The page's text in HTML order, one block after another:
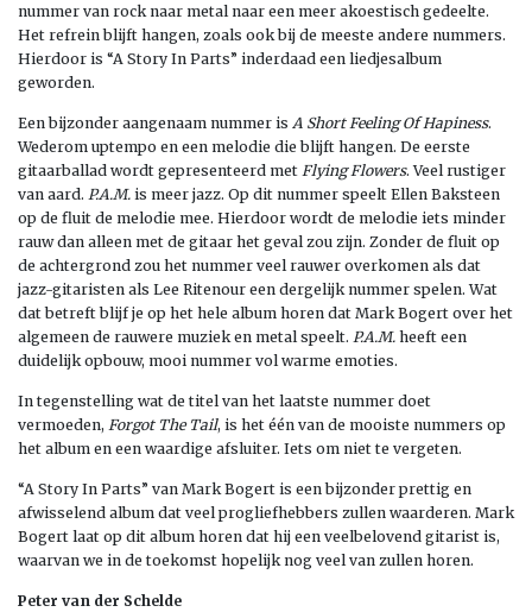
nummer van rock naar metal naar een meer akoestisch gedeelte.
Het refrein blijft hangen, zoals ook bij de meeste andere nummers.
Hierdoor is “A Story In Parts” inderdaad een liedjesalbum
geworden.
Een bijzonder aangenaam nummer is A Short Feeling Of Hapiness.
Wederom uptempo en een melodie die blijft hangen. De eerste
gitaarballad wordt gepresenteerd met Flying Flowers. Veel rustiger
van aard. P.A.M. is meer jazz. Op dit nummer speelt Ellen Baksteen
op de fluit de melodie mee. Hierdoor wordt de melodie iets minder
rauw dan alleen met de gitaar het geval zou zijn. Zonder de fluit op
de achtergrond zou het nummer veel rauwer overkomen als dat
jazz-gitaristen als Lee Ritenour een dergelijk nummer spelen. Wat
dat betreft blijf je op het hele album horen dat Mark Bogert over het
algemeen de rauwere muziek en metal speelt. P.A.M. heeft een
duidelijk opbouw, mooi nummer vol warme emoties.
In tegenstelling wat de titel van het laatste nummer doet
vermoeden, Forgot The Tail, is het één van de mooiste nummers op
het album en een waardige afsluiter. Iets om niet te vergeten.
“A Story In Parts” van Mark Bogert is een bijzonder prettig en
afwisselend album dat veel progliefhebbers zullen waarderen. Mark
Bogert laat op dit album horen dat hij een veelbelovend gitarist is,
waarvan we in de toekomst hopelijk nog veel van zullen horen.
Peter van der Schelde